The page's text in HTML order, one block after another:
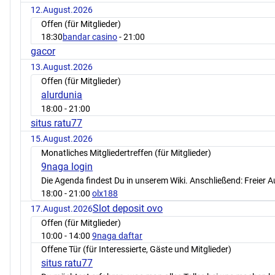
12.August.2026
Offen (für Mitglieder)
18:30bandar casino- 21:00
gacor
13.August.2026
Offen (für Mitglieder)
alurdunia
18:00 - 21:00
situs ratu77
15.August.2026
Monatliches Mitgliedertreffen (für Mitglieder)
9naga login
Die Agenda findest Du in unserem Wiki. Anschließend: Freier
18:00 - 21:00 olx188
17.August.2026Slot deposit ovo
Offen (für Mitglieder)
10:00 - 14:00 9naga daftar
Offene Tür (für Interessierte, Gäste und Mitglieder)
situs ratu77